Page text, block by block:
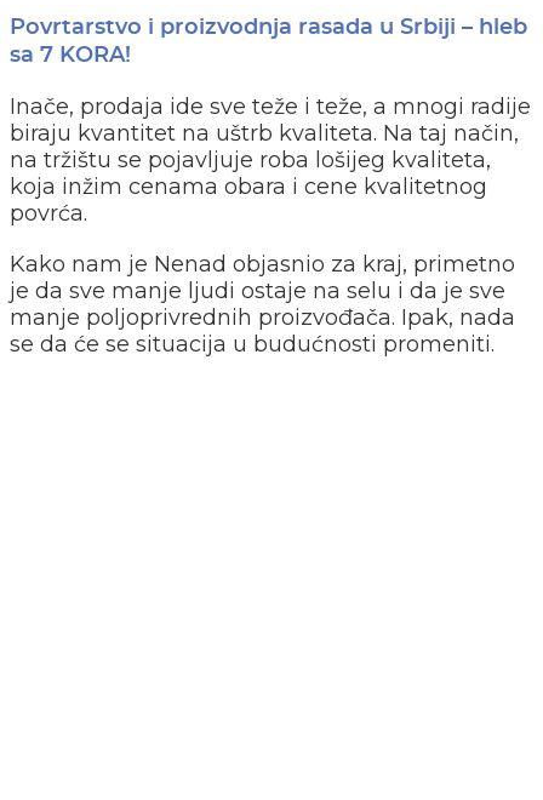
Povrtarstvo i proizvodnja rasada u Srbiji – hleb
sa 7 KORA!
Inače, prodaja ide sve teže i teže, a mnogi radije
biraju kvantitet na uštrb kvaliteta. Na taj način,
na tržištu se pojavljuje roba lošijeg kvaliteta,
koja inžim cenama obara i cene kvalitetnog
povrća.
Kako nam je Nenad objasnio za kraj, primetno
je da sve manje ljudi ostaje na selu i da je sve
manje poljoprivrednih proizvođača. Ipak, nada
se da će se situacija u budućnosti promeniti.